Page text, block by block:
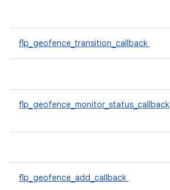
flp_geofence_transition_callback
flp_geofence_monitor_status_callback
flp_geofence_add_callback